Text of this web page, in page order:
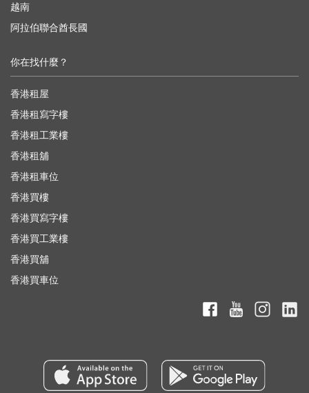
越南
阿拉伯聯合酋長國
你在找什麼？
香港租屋
香港租寫字樓
香港租工業樓
香港租舖
香港租車位
香港買樓
香港買寫字樓
香港買工業樓
香港買舖
香港買車位